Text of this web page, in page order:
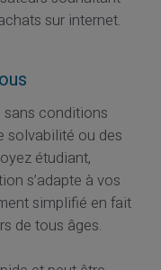
sur internet.
conditions
solvabilité ou des
étudiant,
s’adapte à vos
simplifié en fait
de tous âges.